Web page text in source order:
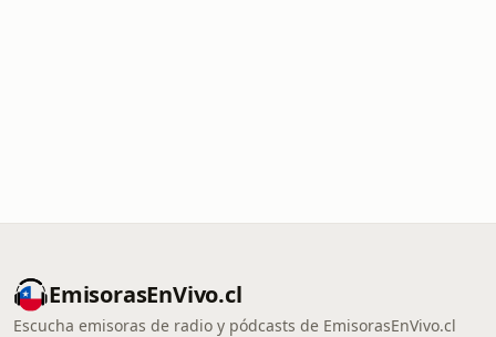
EmisorasEnVivo.cl
Escucha emisoras de radio y pódcasts de EmisorasEnVivo.cl